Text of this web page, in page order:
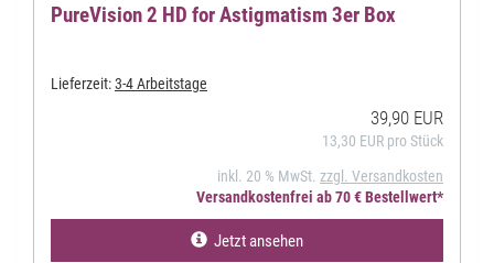
PureVision 2 HD for Astigmatism 3er Box
Lieferzeit:3-4 Arbeitstage
39,90 EUR
13,30 EUR pro Stück
inkl. 20 % MwSt. zzgl. Versandkosten
Versandkostenfrei ab 70 € Bestellwert*
Jetzt ansehen